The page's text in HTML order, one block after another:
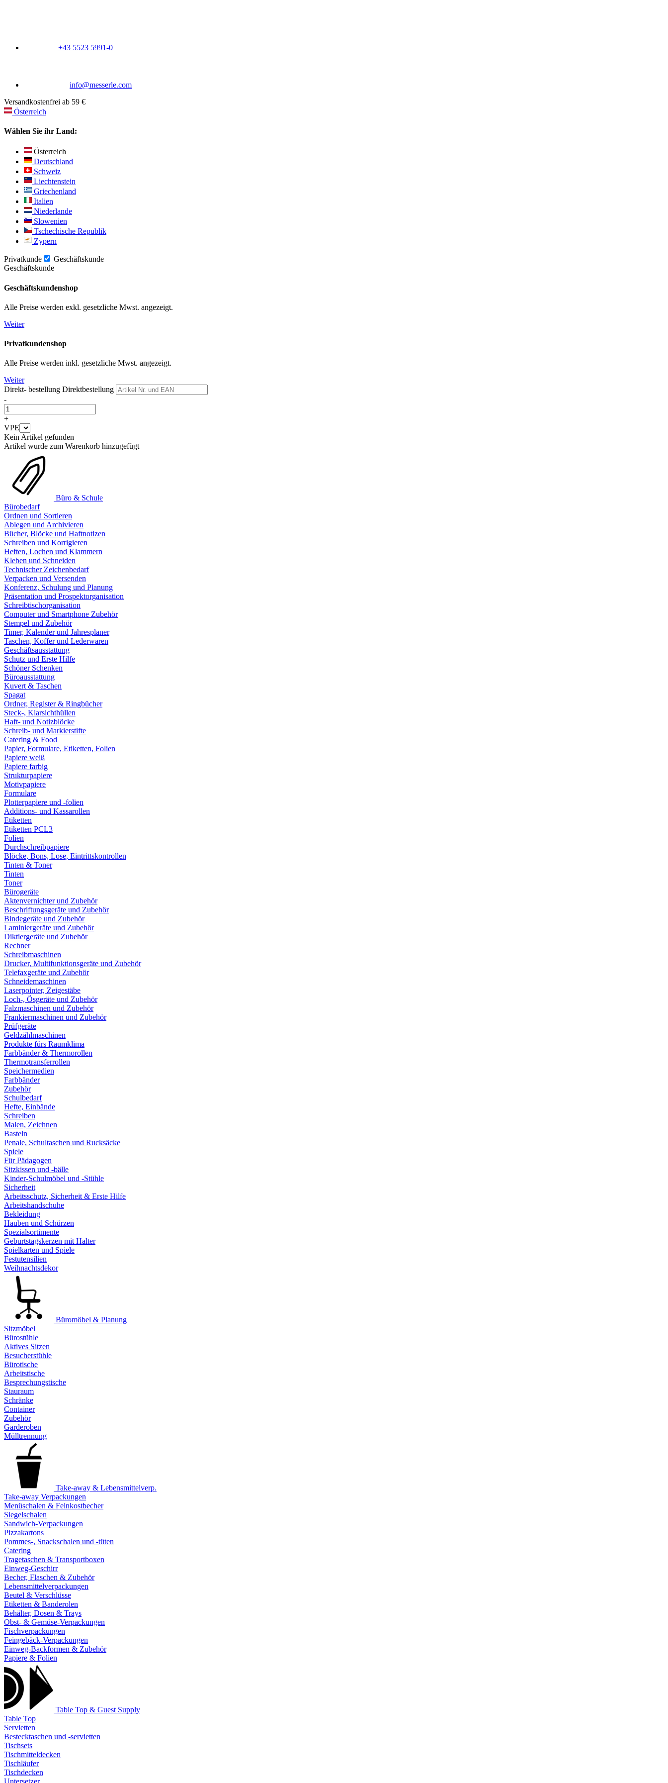
+43 5523 5991-0
info@messerle.com
Versandkostenfrei ab 59 €
Österreich
Wählen Sie ihr Land:
Österreich
Deutschland
Schweiz
Liechtenstein
Griechenland
Italien
Niederlande
Slowenien
Tschechische Republik
Zypern
Privatkunde
Geschäftskunde
Geschäftskunde
Geschäftskundenshop
Alle Preise werden exkl. gesetzliche Mwst. angezeigt.
Weiter
Privatkundenshop
Alle Preise werden inkl. gesetzliche Mwst. angezeigt.
Weiter
Direkt- bestellung Direktbestellung
-
+
VPE
Kein Artikel gefunden
Artikel wurde zum Warenkorb hinzugefügt
Büro & Schule
Bürobedarf
Ordnen und Sortieren
Ablegen und Archivieren
Bücher, Blöcke und Haftnotizen
Schreiben und Korrigieren
Heften, Lochen und Klammern
Kleben und Schneiden
Technischer Zeichenbedarf
Verpacken und Versenden
Konferenz, Schulung und Planung
Präsentation und Prospektorganisation
Schreibtischorganisation
Computer und Smartphone Zubehör
Stempel und Zubehör
Timer, Kalender und Jahresplaner
Taschen, Koffer und Lederwaren
Geschäftsausstattung
Schutz und Erste Hilfe
Schöner Schenken
Büroausstattung
Kuvert & Taschen
Spagat
Ordner, Register & Ringbücher
Steck-, Klarsichthüllen
Haft- und Notizblöcke
Schreib- und Markierstifte
Catering & Food
Papier, Formulare, Etiketten, Folien
Papiere weiß
Papiere farbig
Strukturpapiere
Motivpapiere
Formulare
Plotterpapiere und -folien
Additions- und Kassarollen
Etiketten
Etiketten PCL3
Folien
Durchschreibpapiere
Blöcke, Bons, Lose, Eintrittskontrollen
Tinten & Toner
Tinten
Toner
Bürogeräte
Aktenvernichter und Zubehör
Beschriftungsgeräte und Zubehör
Bindegeräte und Zubehör
Laminiergeräte und Zubehör
Diktiergeräte und Zubehör
Rechner
Schreibmaschinen
Drucker, Multifunktionsgeräte und Zubehör
Telefaxgeräte und Zubehör
Schneidemaschinen
Laserpointer, Zeigestäbe
Loch-, Ösgeräte und Zubehör
Falzmaschinen und Zubehör
Frankiermaschinen und Zubehör
Prüfgeräte
Geldzählmaschinen
Produkte fürs Raumklima
Farbbänder & Thermorollen
Thermotransferrollen
Speichermedien
Farbbänder
Zubehör
Schulbedarf
Hefte, Einbände
Schreiben
Malen, Zeichnen
Basteln
Penale, Schultaschen und Rucksäcke
Spiele
Für Pädagogen
Sitzkissen und -bälle
Kinder-Schulmöbel und -Stühle
Sicherheit
Arbeitsschutz, Sicherheit & Erste Hilfe
Arbeitshandschuhe
Bekleidung
Hauben und Schürzen
Spezialsortimente
Geburtstagskerzen mit Halter
Spielkarten und Spiele
Festutensilien
Weihnachtsdekor
Büromöbel & Planung
Sitzmöbel
Bürostühle
Aktives Sitzen
Besucherstühle
Bürotische
Arbeitstische
Besprechungstische
Stauraum
Schränke
Container
Zubehör
Garderoben
Mülltrennung
Take-away & Lebensmittelverp.
Take-away Verpackungen
Menüschalen & Feinkostbecher
Siegelschalen
Sandwich-Verpackungen
Pizzakartons
Pommes-, Snackschalen und -tüten
Catering
Tragetaschen & Transportboxen
Einweg-Geschirr
Becher, Flaschen & Zubehör
Lebensmittelverpackungen
Beutel & Verschlüsse
Etiketten & Banderolen
Behälter, Dosen & Trays
Obst- & Gemüse-Verpackungen
Fischverpackungen
Feingebäck-Verpackungen
Einweg-Backformen & Zubehör
Papiere & Folien
Table Top & Guest Supply
Table Top
Servietten
Bestecktaschen und -servietten
Tischsets
Tischmitteldecken
Tischläufer
Tischdecken